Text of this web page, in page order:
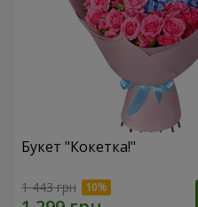
Букет "Кокетка!"
1 443 грн